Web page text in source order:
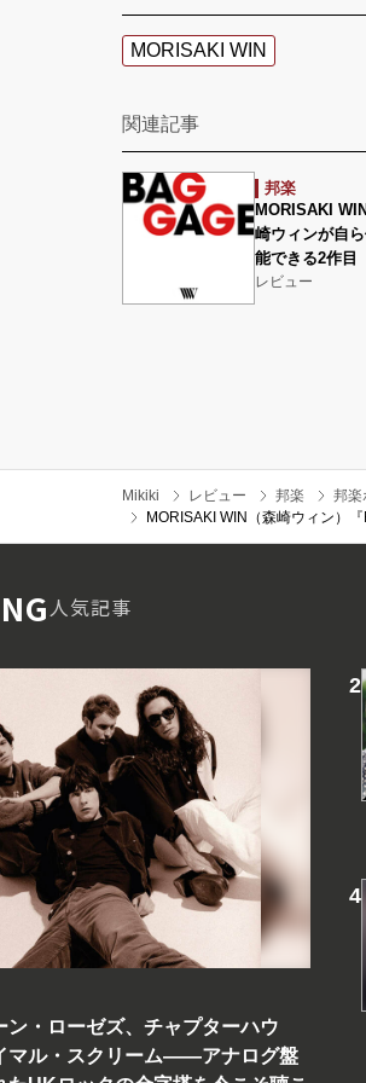
MORISAKI WIN
関連記事
邦楽
MORISAKI
崎ウィンが自
能できる2作目
レビュー
Mikiki レビュー 邦楽
邦楽
MORISAKI WIN（森崎ウィン）
人気記事
ン・ローゼズ、チャプターハウ
マル・スクリーム――アナログ盤